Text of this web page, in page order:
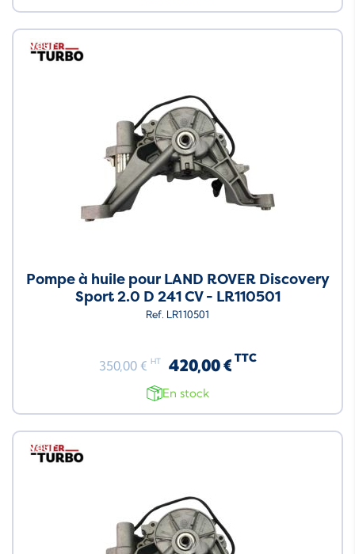
Neuf
Pompe à huile pour LAND ROVER Discovery
Sport 2.0 D 241 CV - LR110501
Ref. LR110501
350,00 € HT 420,00 € TTC
En stock
Neuf